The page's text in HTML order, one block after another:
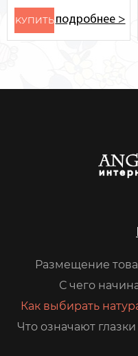
KУПИТЬ подробнее >
Размещение
С чего
Как выбирать
Что означают